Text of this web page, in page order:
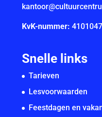
KvK-nummer:
Snelle links
Tarieven
Lesvoorwaarden
Feestdagen en